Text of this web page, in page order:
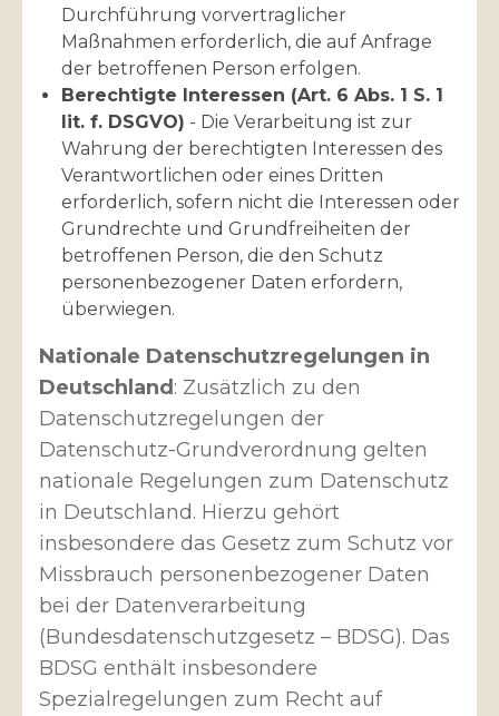
Durchführung vorvertraglicher
Maßnahmen erforderlich, die auf Anfrage
der betroffenen Person erfolgen.
Berechtigte Interessen (Art. 6 Abs. 1 S. 1
lit. f. DSGVO) - Die Verarbeitung ist zur
Wahrung der berechtigten Interessen des
Verantwortlichen oder eines Dritten
erforderlich, sofern nicht die Interessen oder
Grundrechte und Grundfreiheiten der
betroffenen Person, die den Schutz
personenbezogener Daten erfordern,
überwiegen.
Nationale Datenschutzregelungen in
Deutschland: Zusätzlich zu den
Datenschutzregelungen der
Datenschutz-Grundverordnung gelten
nationale Regelungen zum Datenschutz
in Deutschland. Hierzu gehört
insbesondere das Gesetz zum Schutz vor
Missbrauch personenbezogener Daten
bei der Datenverarbeitung
(Bundesdatenschutzgesetz – BDSG). Das
BDSG enthält insbesondere
Spezialregelungen zum Recht auf